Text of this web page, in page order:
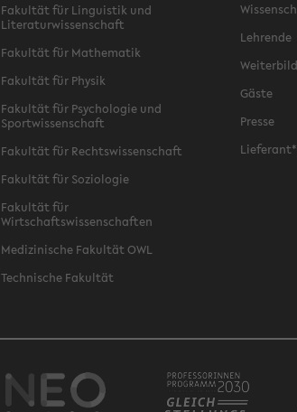
Fakultät für Linguistik und
Literaturwissenschaft
Fakultät für Mathematik
Fakultät für Physik
Fakultät für Psychologie und
Sportwissenschaft
Fakultät für Rechtswissenschaft
Fakultät für Soziologie
Fakultät für
Wirtschaftswissenschaften
Medizinische Fakultät OWL
Technische Fakultät
Lehrende
Gäste
Presse